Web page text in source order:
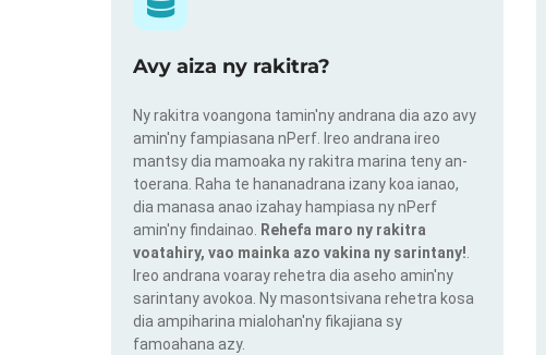
Avy aiza ny rakitra?
Ny rakitra voangona tamin'ny andrana dia azo avy
amin'ny fampiasana nPerf. Ireo andrana ireo
mantsy dia mamoaka ny rakitra marina teny an-
toerana. Raha te hananadrana izany koa ianao,
dia manasa anao izahay hampiasa ny nPerf
amin'ny findainao.
Rehefa maro ny rakitra
voatahiry, vao mainka azo vakina ny sarintany!
Ireo andrana voaray rehetra dia aseho amin'ny
sarintany avokoa. Ny masontsivana rehetra kosa
dia ampiharina mialohan'ny fikajiana sy
famoahana azy.